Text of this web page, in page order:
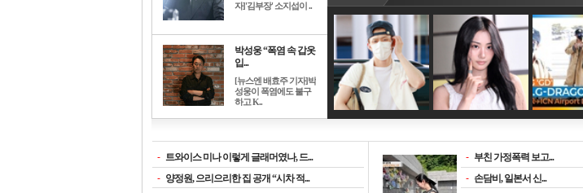
자]'김부장' 소지섭이 ..
박성웅 “폭염 속 갑옷
입...
[뉴스엔 배효주 기자]박
성웅이 폭염에도 불구
하고 K..
- 트와이스 미나 이렇게 글래머였나, 드...
- 양정원, 으리으리한 집 공개 “시차 적...
- 부친 가정폭력 보고...
- 손담비, 일본서 신...